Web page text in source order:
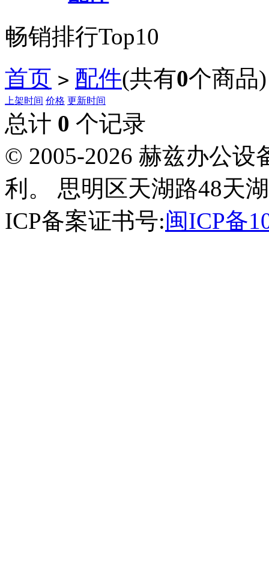
畅销排行Top10
首页 > 配件(共有0个商品)
上架时间 价格 更新时间
总计 0 个记录
© 2005-2026 赫兹办公设
利。 思明区天湖路48天
ICP备案证书号:闽ICP备